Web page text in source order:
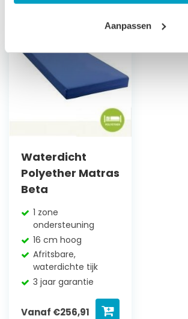
Aanpassen
Gerelateerde
Waterdicht
Polyether Matras
Beta
1 zone
ondersteuning
16 cm hoog
Afritsbare,
waterdichte tijk
3 jaar garantie
Vanaf €256,91